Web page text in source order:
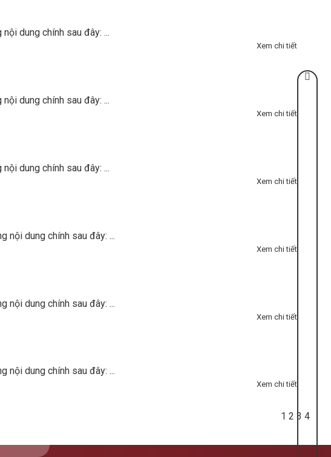
dung chính sau đây: ...
Xem chi tiết
dung chính sau đây: ...
Xem chi tiết
dung chính sau đây: ...
Xem chi tiết
nội dung chính sau đây: ...
Xem chi tiết
nội dung chính sau đây: ...
Xem chi tiết
nội dung chính sau đây: ...
Xem chi tiết
1 2 3 4